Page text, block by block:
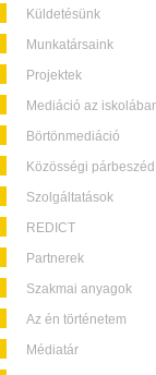
Küldetésünk
Munkatársaink
Projektek
Mediáció az
Börtönmediáció
Közösségi párbeszéd
Szolgáltatások
REDICT
Partnerek
Szakmai anyagok
Az én történetem
Médiatár